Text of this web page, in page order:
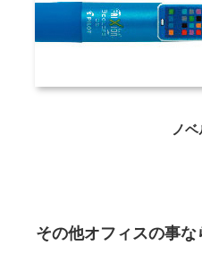
ノ
その他オフィスの事